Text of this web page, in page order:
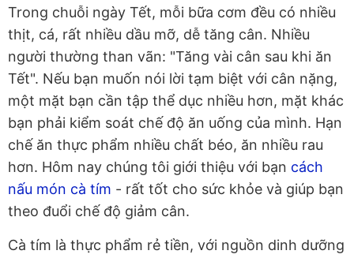
Trong chuỗi ngày Tết, mỗi bữa cơm đều có nhiều
thịt, cá, rất nhiều dầu mỡ, dễ tăng cân. Nhiều
người thường than vãn: "Tăng vài cân sau khi ăn
Tết". Nếu bạn muốn nói lời tạm biệt với cân nặng,
một mặt bạn cần tập thể dục nhiều hơn, mặt khác
bạn phải kiểm soát chế độ ăn uống của mình. Hạn
chế ăn thực phẩm nhiều chất béo, ăn nhiều rau
hơn. Hôm nay chúng tôi giới thiệu với bạn cách
nấu món cà tím - rất tốt cho sức khỏe và giúp bạn
theo đuổi chế độ giảm cân.
Cà tím là thực phẩm rẻ tiền, với nguồn dinh dưỡng